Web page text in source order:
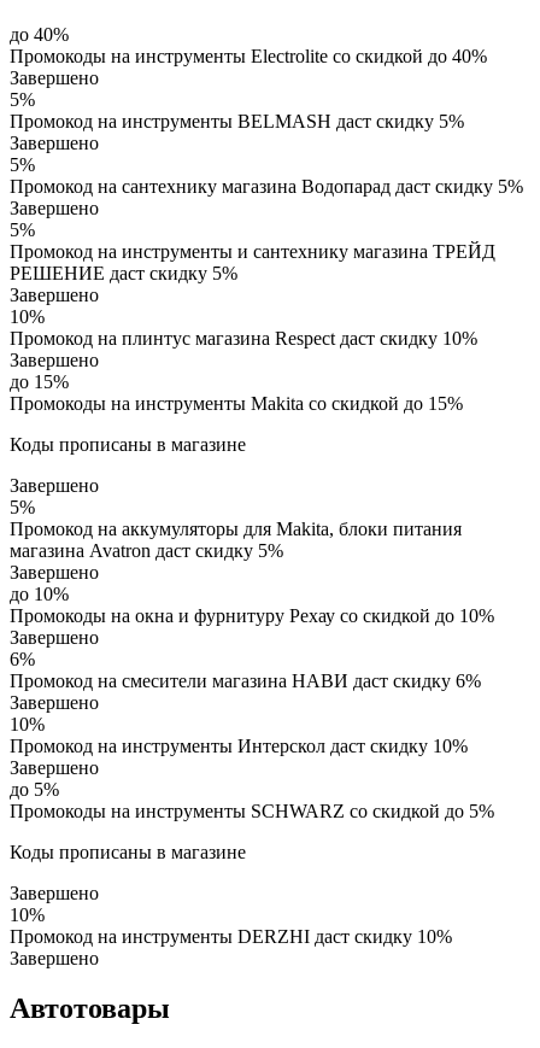
до 40%
Промокоды на инструменты Electrolite со скидкой до 40%
Завершено
5%
Промокод на инструменты BELMASH даст скидку 5%
Завершено
5%
Промокод на сантехнику магазина Водопарад даст скидку 5%
Завершено
5%
Промокод на инструменты и сантехнику магазина ТРЕЙД
РЕШЕНИЕ даст скидку 5%
Завершено
10%
Промокод на плинтус магазина Respect даст скидку 10%
Завершено
до 15%
Промокоды на инструменты Makita со скидкой до 15%
Коды прописаны в магазине
Завершено
5%
Промокод на аккумуляторы для Makita, блоки питания
магазина Avatron даст скидку 5%
Завершено
до 10%
Промокоды на окна и фурнитуру Рехау со скидкой до 10%
Завершено
6%
Промокод на смесители магазина НАВИ даст скидку 6%
Завершено
10%
Промокод на инструменты Интерскол даст скидку 10%
Завершено
до 5%
Промокоды на инструменты SCHWARZ со скидкой до 5%
Коды прописаны в магазине
Завершено
10%
Промокод на инструменты DERZHI даст скидку 10%
Завершено
Автотовары